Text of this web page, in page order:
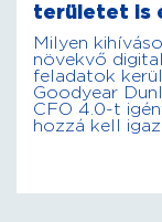
területet is
Milyen
növekvő
feladatok
Goodyear
CFO 4.0-t
hozzá kell